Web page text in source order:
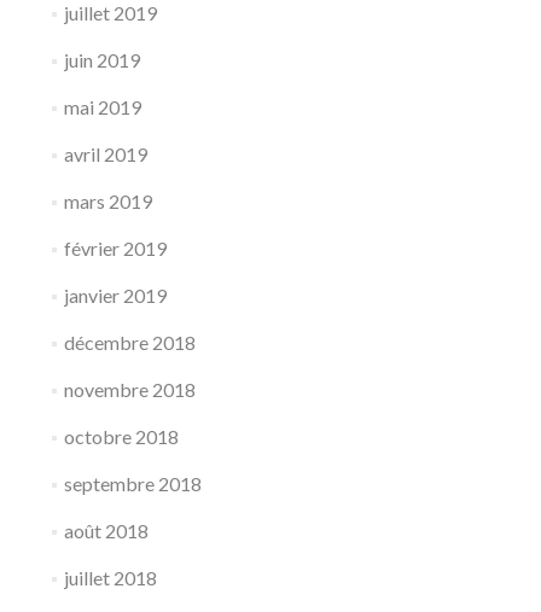
juillet 2019
juin 2019
mai 2019
avril 2019
mars 2019
février 2019
janvier 2019
décembre 2018
novembre 2018
octobre 2018
septembre 2018
août 2018
juillet 2018